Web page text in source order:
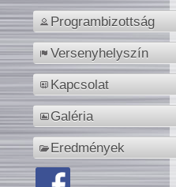
Programbizottság
Versenyhelyszín
Kapcsolat
Galéria
Eredmények